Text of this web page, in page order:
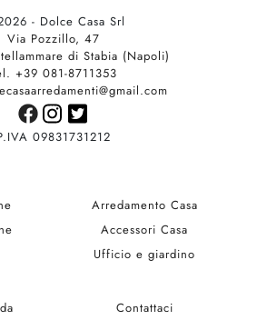
- Dolce Casa Srl
Via Pozzillo, 47
di Stabia (Napoli)
+39 081-8711353
09831731212
Arredamento Casa
Accessori Casa
Ufficio e giardino
Contattaci